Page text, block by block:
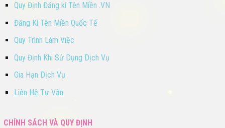
Quy Định Đăng kí Tên Miền .VN
Đăng Kí Tên Miền Quốc Tế
Quy Trình Làm Việc
Quy Định Khi Sử Dụng Dịch Vụ
Gia Hạn Dịch Vụ
Liên Hệ Tư Vấn
CHÍNH SÁCH VÀ QUY ĐỊNH